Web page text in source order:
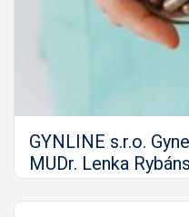
GYNLINE s.r.o.
MUDr. Lenka